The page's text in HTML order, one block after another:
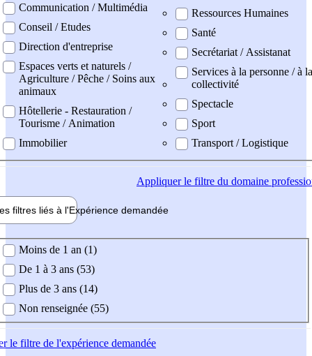
Communication / Multimédia
Conseil / Etudes
Direction d'entreprise
Espaces verts et naturels /
Agriculture / Pêche / Soins aux
animaux
Hôtellerie - Restauration /
Tourisme / Animation
Immobilier
Ressources Humaines
Santé
Secrétariat / Assistanat
Services à la personne / à la
collectivité
Spectacle
Sport
Transport / Logistique
Appliquerle filtre du domaine
filtres liés à l'Expérience demandée
demandée
Moins de 1 an (1)
De 1 à 3 ans (53)
Plus de 3 ans (14)
Non renseignée (55)
le filtre de l'expérience demandée